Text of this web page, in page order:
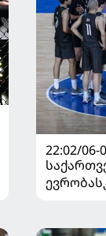
22:02/06-